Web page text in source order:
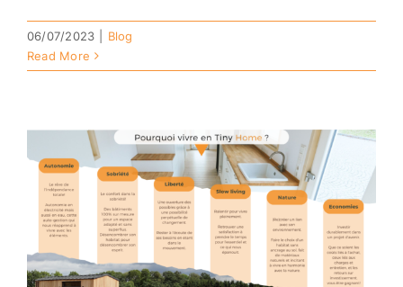
06/07/2023
Blog
Read More